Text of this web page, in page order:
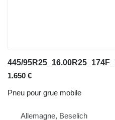
1.650 €
Pneu pour grue mobile
Allemagne, Beselich